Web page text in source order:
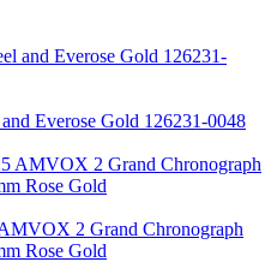
Everose Gold 126231-0048
2 Grand Chronograph
Rose Gold